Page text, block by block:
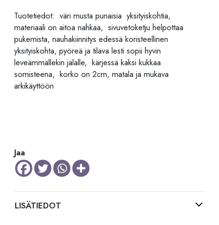
Tuotetiedot: väri musta punaisia yksityiskohtia,
materiaali on aitoa nahkaa, sivuvetoketju helpottaa
pukemista, nauhakiinnitys edessä koristeellinen
yksityiskohta, pyöreä ja tilava lesti sopii hyvin
leveämmällekin jalalle, kärjessä kaksi kukkaa
somisteena, korko on 2cm, matala ja mukava
arkikäyttöön
Jaa
LISÄTIEDOT